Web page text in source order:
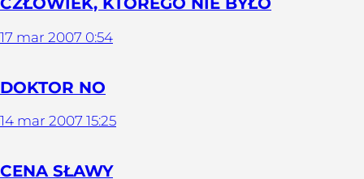
17 mar 2007 0:54
DOKTOR NO
14 mar 2007 15:25
CENA SŁAWY